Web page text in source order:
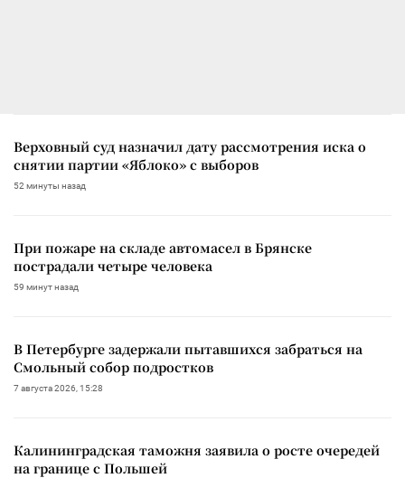
Верховный суд назначил дату рассмотрения иска о
снятии партии «Яблоко» с выборов
52 минуты назад
При пожаре на складе автомасел в Брянске
пострадали четыре человека
59 минут назад
В Петербурге задержали пытавшихся забраться на
Смольный собор подростков
7 августа 2026, 15:28
Калининградская таможня заявила о росте очередей
на границе с Польшей